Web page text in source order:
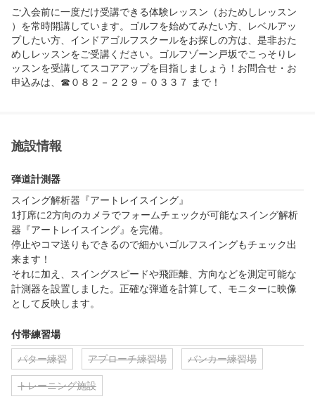
ご入会前に一度だけ受講できる体験レッスン（おためしレッスン
）を常時開講しています。ゴルフを始めてみたい方、レベルアッ
プしたい方、インドアゴルフスクールをお探しの方は、是非おた
めしレッスンをご受講ください。ゴルフゾーン戸坂でこっそりレ
ッスンを受講してスコアアップを目指しましょう！お問合せ・お
申込みは、☎０８２－２２９－０３３７ まで！
施設情報
弾道計測器
スイング解析器『アートレイスイング』
1打席に2方向のカメラでフォームチェックが可能なスイング解析
器『アートレイスイング』を完備。
停止やコマ送りもできるので細かいゴルフスイングもチェック出
来ます！
それに加え、スイングスピードや飛距離、方向などを測定可能な
計測器を設置しました。正確な弾道を計算して、モニターに映像
として反映します。
付帯練習場
パター練習 アプローチ練習場 バンカー練習場
トレーニング施設